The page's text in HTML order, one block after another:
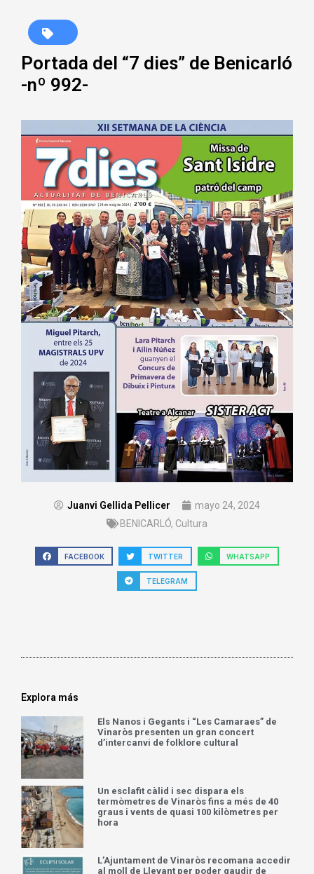
Portada del “7 dies” de Benicarló
-nº 992-
Juanvi Gellida Pellicer
mayo 24, 2024
BENICARLÓ, Cultura
FACEBOOK TWITTER WHATSAPP
TELEGRAM
Explora más
Els Nanos i Gegants i “Les Camaraes” de
Vinaròs presenten un gran concert
d’intercanvi de folklore cultural
Un esclafit càlid i sec dispara els
termòmetres de Vinaròs fins a més de 40
graus i vents de quasi 100 kilòmetres per
hora
L’Ajuntament de Vinaròs recomana accedir
al moll de Llevant per poder gaudir de